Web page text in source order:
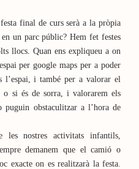
final de curs serà a la pròpia
un parc públic? Hem fet festes
llocs. Quan ens expliqueu a on
per google maps per a poder
l’espai, i també per a valorar el
o si és de sorra, i valorarem els
obstaculitzar a l’hora de
nostres activitats infantils,
demanem que el camió o
exacte on es realitzarà la festa.